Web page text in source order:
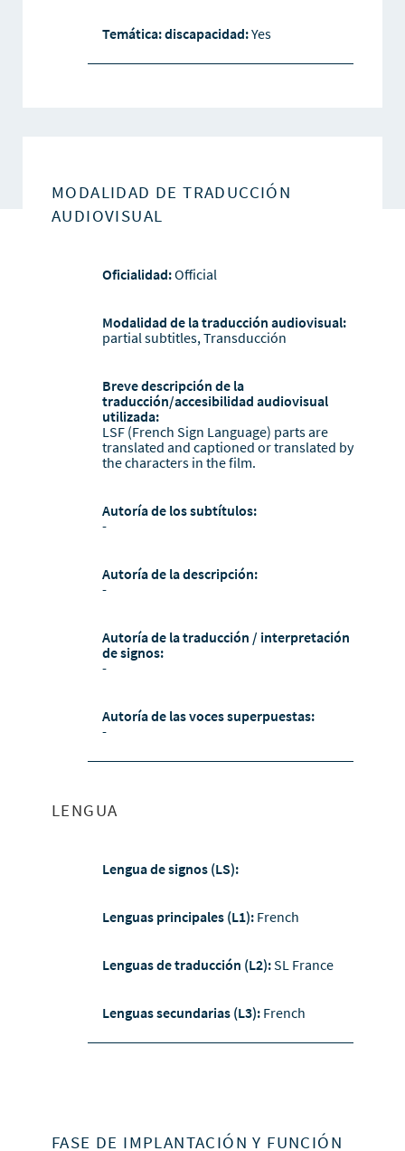
Temática: discapacidad:Yes
MODALIDAD DE TRADUCCIÓN
AUDIOVISUAL
Oficialidad:Official
Modalidad de la traducción audiovisual:
partial subtitles, Transducción
Breve descripción de la
traducción/accesibilidad audiovisual
utilizada:
LSF (French Sign Language) parts are
translated and captioned or translated by
the characters in the film.
Autoría de los subtítulos:
-
Autoría de la descripción:
-
Autoría de la traducción / interpretación
de signos:
-
Autoría de las voces superpuestas:
-
LENGUA
Lengua de signos (LS):
Lenguas principales (L1): French
Lenguas de traducción (L2):SL France
Lenguas secundarias (L3): French
FASE DE IMPLANTACIÓN Y FUNCIÓN